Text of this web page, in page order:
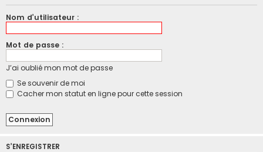
Nom d’utilisateur :
Mot de passe :
J’ai oublié mon mot de passe
Se souvenir de moi
Cacher mon statut en ligne pour cette session
S’ENREGISTRER